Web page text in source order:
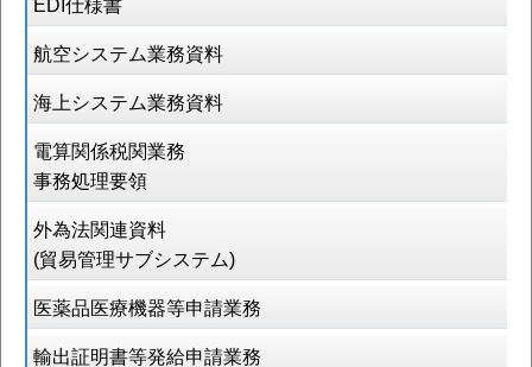
航空システム業務資料
海上システム業務資料
電算関係税関業務
事務処理要領
外為法関連資料
(貿易管理サブシステム)
医薬品医療機器等申請業務
輸出証明書等発給申請業務